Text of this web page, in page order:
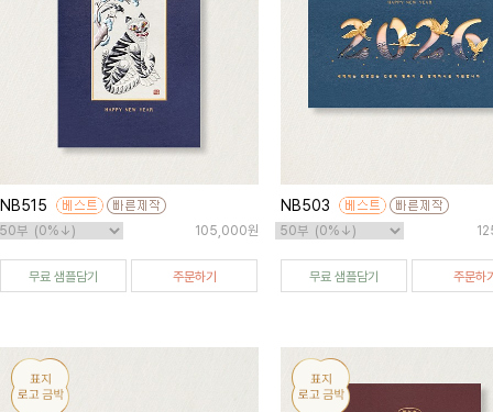
NB515
105,000원
무료 샘플담기 주문하기
NB503
무료 샘플담기 주문하